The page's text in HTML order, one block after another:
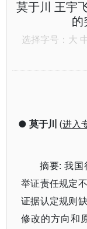
莫于川 王宇
的
选择字号： 大
● 莫于川 (进入
摘要: 我国
举证责任规定
证据认定规则
修改的方向和